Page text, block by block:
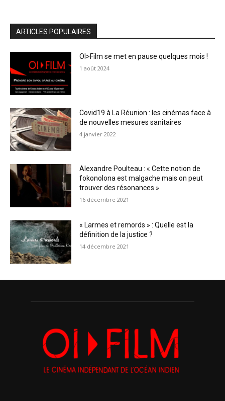
ARTICLES POPULAIRES
OI>Film se met en pause quelques mois !
1 août 2024
Covid19 à La Réunion : les cinémas face à
de nouvelles mesures sanitaires
4 janvier 2022
Alexandre Poulteau : « Cette notion de
fokonolona est malgache mais on peut
trouver des résonances »
16 décembre 2021
« Larmes et remords » : Quelle est la
définition de la justice ?
14 décembre 2021